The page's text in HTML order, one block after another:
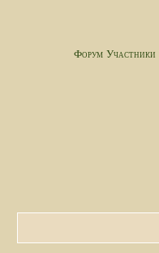
Форум Участники